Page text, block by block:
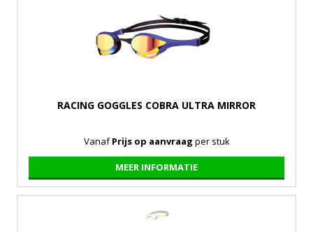
RACING GOGGLES COBRA ULTRA MIRROR
VanafPrijs op aanvraag per stuk
MEER INFORMATIE